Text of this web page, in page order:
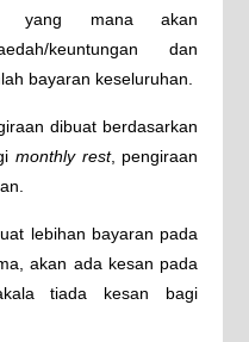
yang mana akan
keuntungan dan
bayaran keseluruhan.
dibuat berdasarkan
monthly rest, pengiraan
lebihan bayaran pada
akan ada kesan pada
tiada kesan bagi